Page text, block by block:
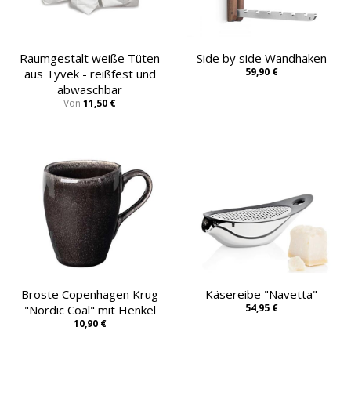
Raumgestalt weiße Tüten
aus Tyvek - reißfest und
abwaschbar
Von 11,50 €
Side by side Wandhaken
59,90 €
Broste Copenhagen Krug
"Nordic Coal" mit Henkel
10,90 €
Käsereibe "Navetta"
54,95 €